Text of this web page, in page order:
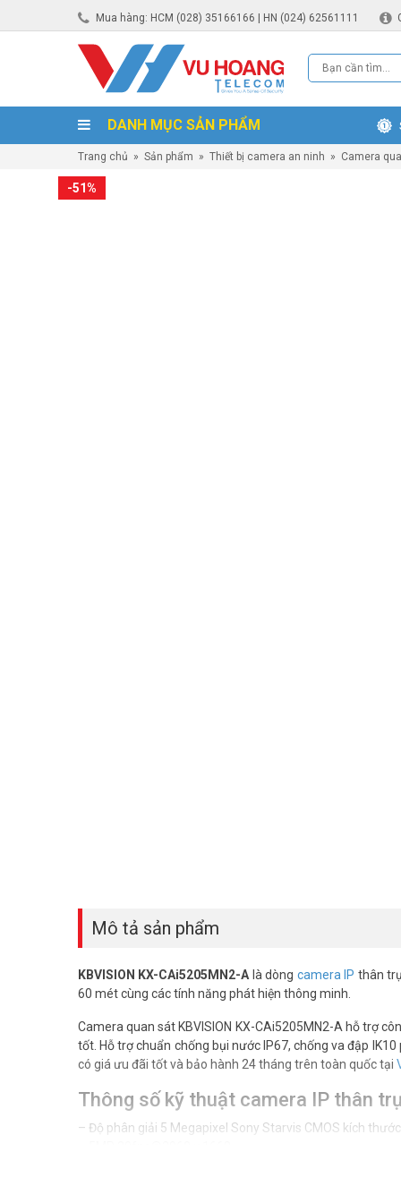
Mua hàng: HCM (028) 35166166 | HN (024) 62561111
DANH MỤC SẢN PHẨM
Trang chủ » Sản phẩm » Thiết bị camera an ninh » Camera
-51%
Mô tả sản phẩm
KBVISION KX-CAi5205MN2-A là dòng camera IP thân
60 mét cùng các tính năng phát hiện thông minh.
Camera quan sát KBVISION KX-CAi5205MN2-A hỗ trợ
tốt. Hỗ trợ chuẩn chống bụi nước IP67, chống va đập
có giá ưu đãi tốt và bảo hành 24 tháng trên toàn quốc tại
Thông số kỹ thuật camera IP thân
– Độ phân giải 5 Megapixel Sony Starvis CMOS kích